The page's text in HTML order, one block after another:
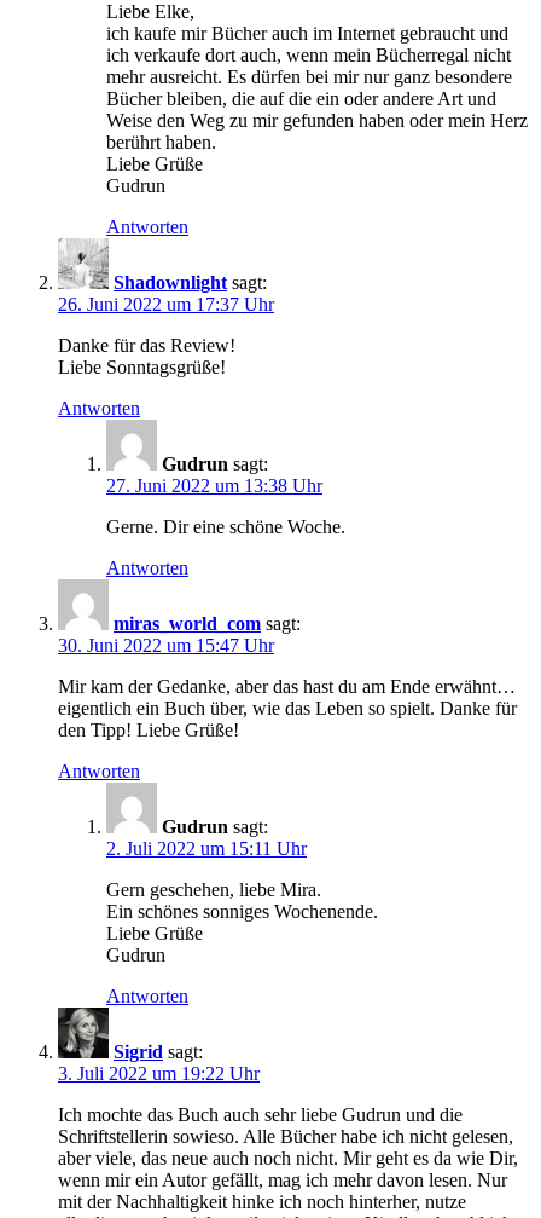
Liebe Elke,
ich kaufe mir Bücher auch im Internet gebraucht und
ich verkaufe dort auch, wenn mein Bücherregal nicht
mehr ausreicht. Es dürfen bei mir nur ganz besondere
Bücher bleiben, die auf die ein oder andere Art und
Weise den Weg zu mir gefunden haben oder mein Herz
berührt haben.
Liebe Grüße
Gudrun
Antworten
Shadownlight sagt:
26. Juni 2022 um 17:37 Uhr
Danke für das Review!
Liebe Sonntagsgrüße!
Antworten
Gudrun sagt:
27. Juni 2022 um 13:38 Uhr
Gerne. Dir eine schöne Woche.
Antworten
miras_world_com sagt:
30. Juni 2022 um 15:47 Uhr
Mir kam der Gedanke, aber das hast du am Ende erwähnt…
eigentlich ein Buch über, wie das Leben so spielt. Danke für
den Tipp! Liebe Grüße!
Antworten
Gudrun sagt:
2. Juli 2022 um 15:11 Uhr
Gern geschehen, liebe Mira.
Ein schönes sonniges Wochenende.
Liebe Grüße
Gudrun
Antworten
Sigrid sagt:
3. Juli 2022 um 19:22 Uhr
Ich mochte das Buch auch sehr liebe Gudrun und die
Schriftstellerin sowieso. Alle Bücher habe ich nicht gelesen,
aber viele, das neue auch noch nicht. Mir geht es da wie Dir,
wenn mir ein Autor gefällt, mag ich mehr davon lesen. Nur
mit der Nachhaltigkeit hinke ich noch hinterher, nutze